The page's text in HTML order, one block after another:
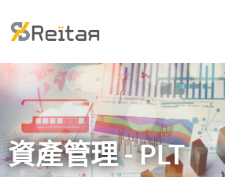
資產管理 - PLT